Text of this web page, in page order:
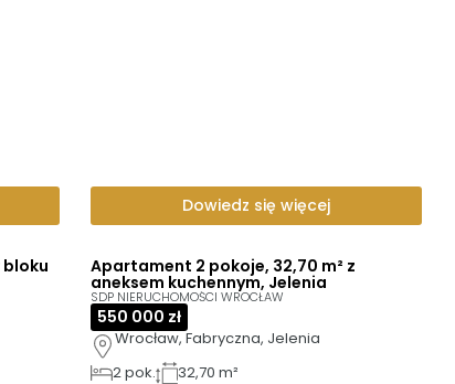
Dowiedz się więcej
Apartament 2 pokoje, 32,70 m² z
aneksem kuchennym, Jelenia
SDP NIERUCHOMOŚCI WROCŁAW
550 000 zł
Wrocław, Fabryczna, Jelenia
2pok. 32,70 m²